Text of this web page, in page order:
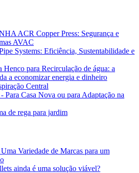
ACR Copper Press: Segurança e
AVAC
Systems: Eficiência, Sustentabilidade e
Henco para Recirculação de água: a
a economizar energia e dinheiro
Central
Para Casa Nova ou para Adaptação na
de rega para jardim
Variedade de Marcas para um
ainda é uma solução viável?